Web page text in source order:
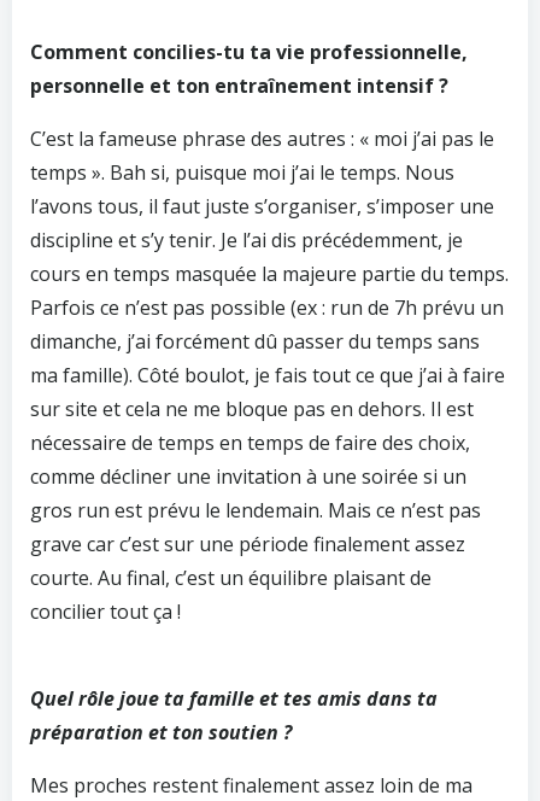
Comment concilies-tu ta vie professionnelle,
personnelle et ton entraînement intensif ?
C’est la fameuse phrase des autres : « moi j’ai pas le
temps ». Bah si, puisque moi j’ai le temps. Nous
l’avons tous, il faut juste s’organiser, s’imposer une
discipline et s’y tenir. Je l’ai dis précédemment, je
cours en temps masquée la majeure partie du temps.
Parfois ce n’est pas possible (ex : run de 7h prévu un
dimanche, j’ai forcément dû passer du temps sans
ma famille). Côté boulot, je fais tout ce que j’ai à faire
sur site et cela ne me bloque pas en dehors. Il est
nécessaire de temps en temps de faire des choix,
comme décliner une invitation à une soirée si un
gros run est prévu le lendemain. Mais ce n’est pas
grave car c’est sur une période finalement assez
courte. Au final, c’est un équilibre plaisant de
concilier tout ça !
Quel rôle joue ta famille et tes amis dans ta
préparation et ton soutien ?
Mes proches restent finalement assez loin de ma